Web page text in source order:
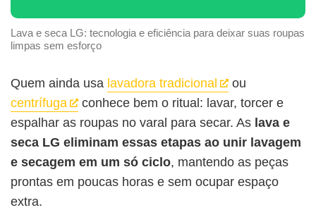
Lava e seca LG: tecnologia e eficiência para deixar suas roupas
limpas sem esforço
Quem ainda usa lavadora tradicional
ou
centrífuga
conhece bem o ritual: lavar, torcer e
espalhar as roupas no varal para secar. As lava e
seca LG eliminam essas etapas ao unir lavagem
e secagem em um só ciclo, mantendo as peças
prontas em poucas horas e sem ocupar espaço
extra.